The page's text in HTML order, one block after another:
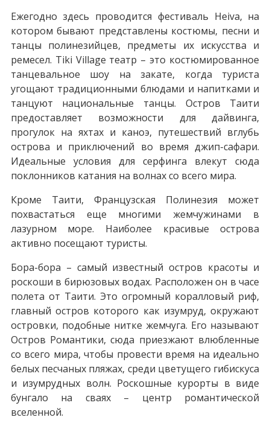
Ежегодно здесь проводится фестиваль Heiva, на
котором бывают представлены костюмы, песни и
танцы полинезийцев, предметы их искусства и
ремесел. Tiki Village театр – это костюмированное
танцевальное шоу на закате, когда туриста
угощают традиционными блюдами и напитками и
танцуют национальные танцы. Остров Таити
предоставляет возможности для дайвинга,
прогулок на яхтах и каноэ, путешествий вглубь
острова и приключений во время джип-сафари.
Идеальные условия для серфинга влекут сюда
поклонников катания на волнах со всего мира.
Кроме Таити, Французская Полинезия может
похвастаться еще многими жемчужинами в
лазурном море. Наиболее красивые острова
активно посещают туристы.
Бора-бора – самый известный остров красоты и
роскоши в бирюзовых водах. Расположен он в часе
полета от Таити. Это огромный коралловый риф,
главный остров которого как изумруд, окружают
островки, подобные нитке жемчуга. Его называют
Остров Романтики, сюда приезжают влюбленные
со всего мира, чтобы провести время на идеально
белых песчаных пляжах, среди цветущего гибискуса
и изумрудных волн. Роскошные курорты в виде
бунгало на сваях – центр романтической
вселенной.